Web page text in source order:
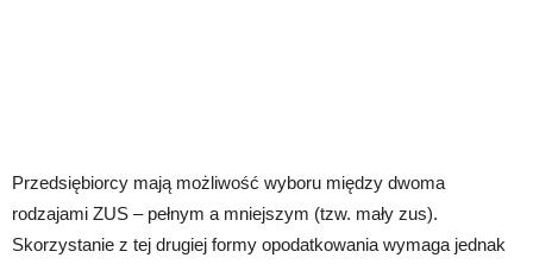
Przedsiębiorcy mają możliwość wyboru między dwoma
rodzajami ZUS – pełnym a mniejszym (tzw. mały zus).
Skorzystanie z tej drugiej formy opodatkowania wymaga jednak